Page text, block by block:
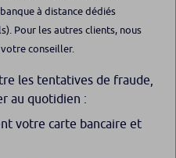
à distance dédiés
Pour les autres clients, nous
conseiller.
les tentatives de fraude,
au quotidien :
votre carte bancaire et